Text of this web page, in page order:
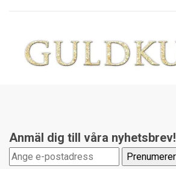
Anmäl dig till våra nyhetsbrev!